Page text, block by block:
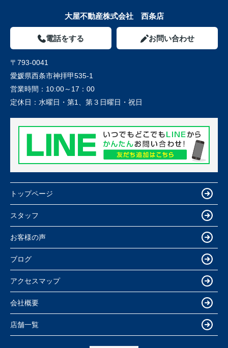
大屋不動産株式会社 西条店
電話をする お問い合わせ
〒793-0041
愛媛県西条市神拝甲535-1
営業時間： 10:00～17：00
定休日： 水曜日・第1、第３日曜日・祝日
トップページ
スタッフ
お客様の声
ブログ
アクセスマップ
会社概要
店舗一覧